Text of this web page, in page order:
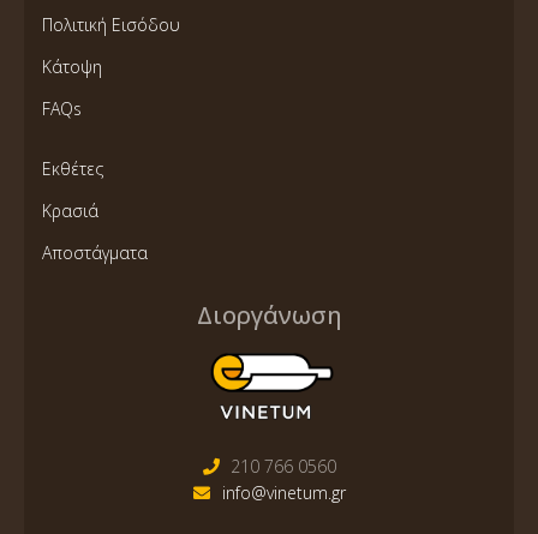
Πολιτική Εισόδου
Κάτοψη
FAQs
Εκθέτες
Κρασιά
Αποστάγματα
Διοργάνωση
210 766 0560
info@vinetum.gr